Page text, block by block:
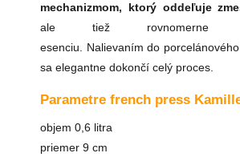
mechanizmom, ktorý oddeľuje
ale tiež rovnomerne
esenciu. Nalievaním do
sa elegantne dokončí celý proces.
Parametre french press
objem 0,6 litra
priemer 9 cm